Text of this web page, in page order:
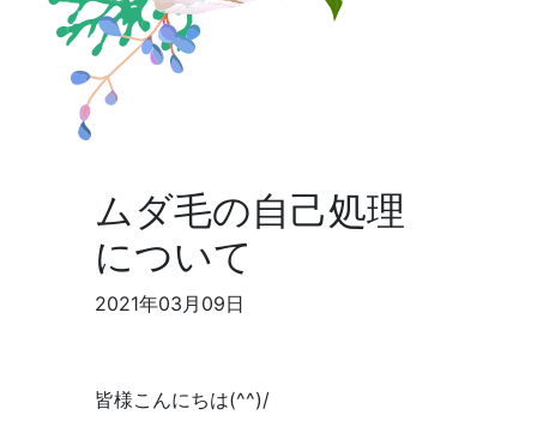
ムダ毛の自己処理
について
2021年03月09日
皆様こんにちは(^^)/